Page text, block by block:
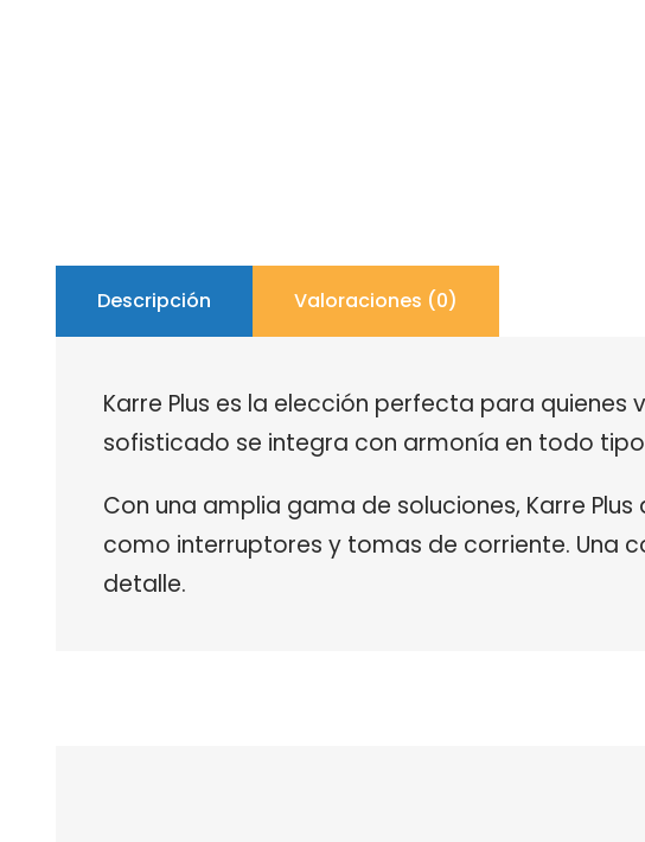
Descripción Valoraciones (0)
Karre Plus es la elección perfecta para
sofisticado se integra con armonía en todo
Con una amplia gama de soluciones, Karre
como interruptores y tomas de corriente. Una
detalle.